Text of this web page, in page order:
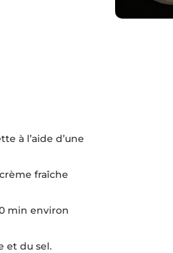
à l’aide d’une
fraîche
min environ
et du sel.